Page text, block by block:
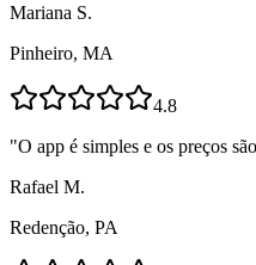
Mariana S.
Pinheiro, MA
4.8
"O app é simples e os preços
Rafael M.
Redenção, PA